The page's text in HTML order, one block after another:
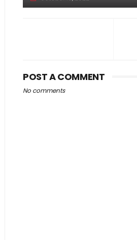
POST A COMMENT
No comments